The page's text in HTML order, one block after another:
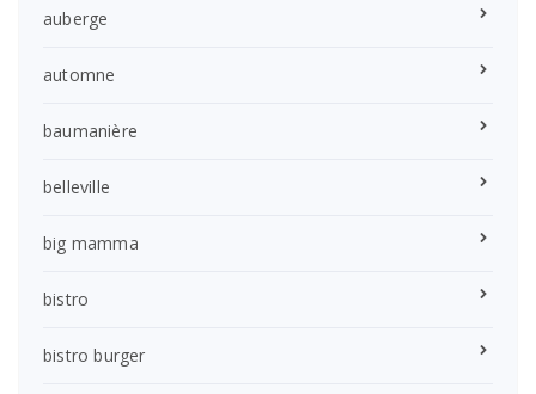
auberge
automne
baumanière
belleville
big mamma
bistro
bistro burger